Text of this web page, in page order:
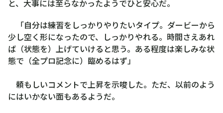
と、大事には至らなかったようでひと安心だ。
「自分は練習をしっかりやりたいタイプ。ダービーから
少し空く形になったので、しっかりやれる。時間さえあれ
ば（状態を）上げていけると思う。ある程度は楽しみな状
態で（全プロ記念に）臨めるはず」
頼もしいコメントで上昇を示唆した。ただ、以前のよう
にはいかない面もあるようだ。